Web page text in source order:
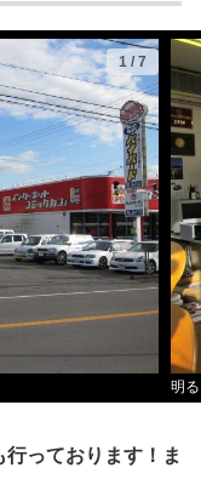
1 /7
明
っております！ま